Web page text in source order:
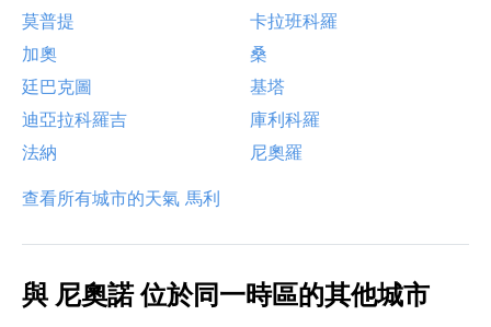
莫普提
卡拉班科羅
加奧
桑
廷巴克圖
基塔
迪亞拉科羅吉
庫利科羅
法納
尼奧羅
查看所有城市的天氣 馬利
與 尼奧諾 位於同一時區的其他城市